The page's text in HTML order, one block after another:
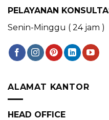
PELAYANAN
Senin-Minggu ( 24 jam )
ALAMAT KANTOR
HEAD OFFICE